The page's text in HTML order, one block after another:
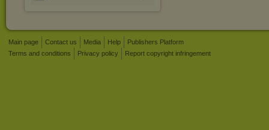
Main page Contact us Media Help
Publishers Platform
Terms and conditions
Privacy policy Report copyright infringement